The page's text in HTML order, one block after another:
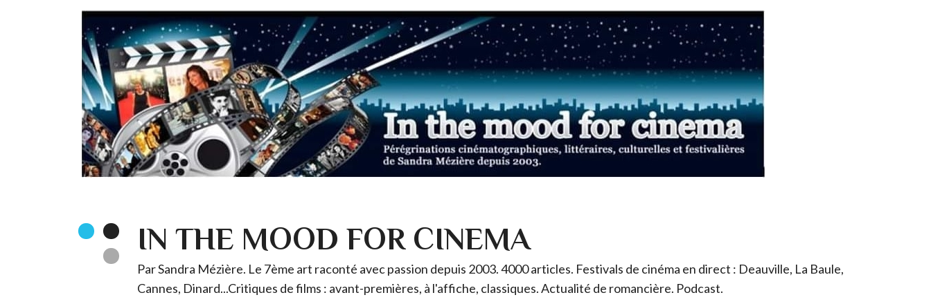
IN THE MOOD FOR CINEMA
Par Sandra Mézière. Le 7ème art raconté avec passion depuis 2003. 4000 articles. Festivals de cinéma en direct : Deauville, La Baule,
Cannes, Dinard...Critiques de films : avant-premières, à l'affiche, classiques. Actualité de romancière. Podcast.